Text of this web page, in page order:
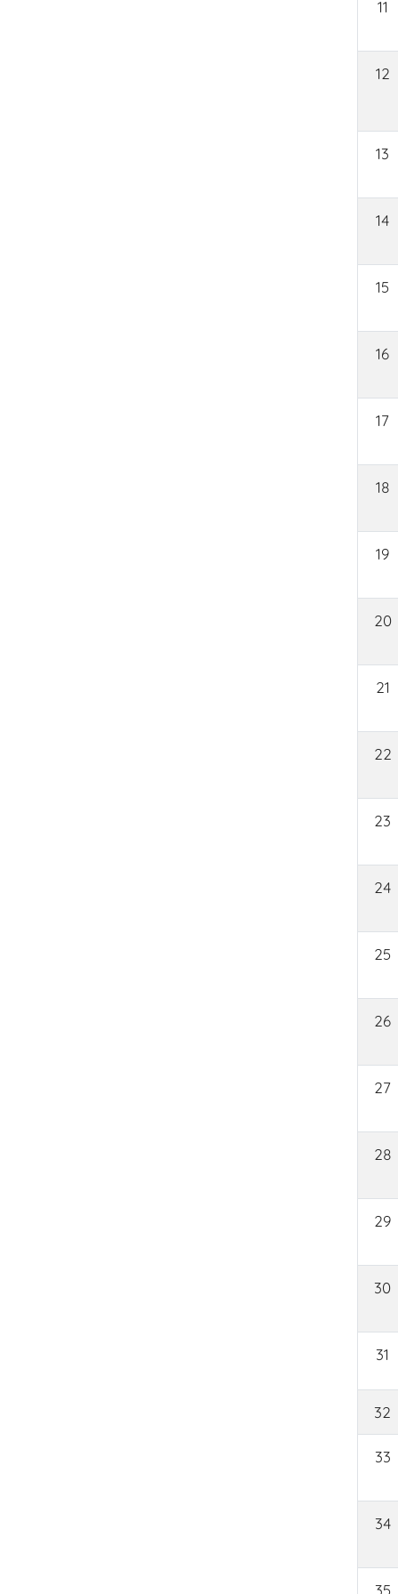
11
12
13
14
15
16
17
18
19
20
21
22
23
24
25
26
27
28
29
30
31
32
33
34
35